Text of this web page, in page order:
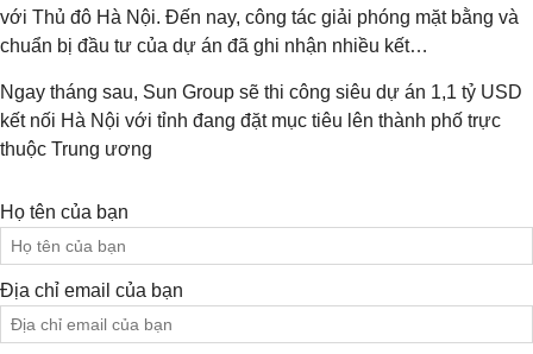
với Thủ đô Hà Nội. Đến nay, công tác giải phóng mặt bằng và
chuẩn bị đầu tư của dự án đã ghi nhận nhiều kết…
Ngay tháng sau, Sun Group sẽ thi công siêu dự án 1,1 tỷ USD
kết nối Hà Nội với tỉnh đang đặt mục tiêu lên thành phố trực
thuộc Trung ương
Họ tên của bạn
Địa chỉ email của bạn